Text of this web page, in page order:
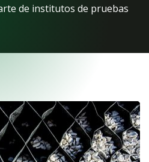
de institutos de pruebas